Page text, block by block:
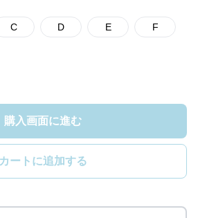
C D E F
購入画面に進む
カートに追加する